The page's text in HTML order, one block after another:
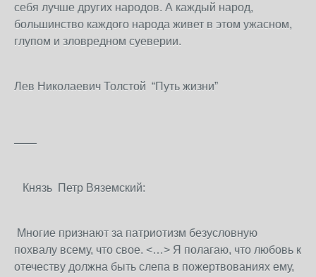
себя лучше других народов. А каждый народ,
большинство каждого народа живет в этом ужасном,
глупом и зловредном суеверии.
Лев Николаевич Толстой “Путь жизни”
——
Князь Петр Вяземский:
Многие признают за патриотизм безусловную
похвалу всему, что свое. <…> Я полагаю, что любовь к
отечеству должна быть слепа в пожертвованиях ему,